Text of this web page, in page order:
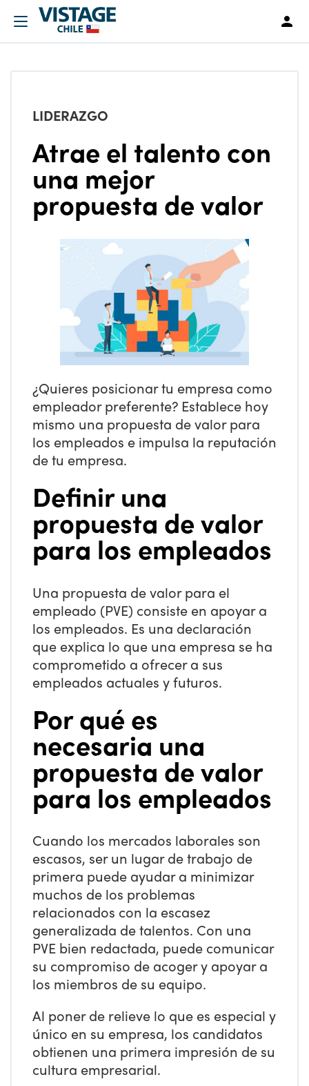
LIDERAZGO
Atrae el talento con
una mejor
propuesta de valor
¿Quieres posicionar tu empresa como
empleador preferente? Establece hoy
mismo una propuesta de valor para
los empleados e impulsa la reputación
de tu empresa.
Definir una
propuesta de valor
para los empleados
Una propuesta de valor para el
empleado (PVE) consiste en apoyar a
los empleados. Es una declaración
que explica lo que una empresa se ha
comprometido a ofrecer a sus
empleados actuales y futuros.
Por qué es
necesaria una
propuesta de valor
para los empleados
Cuando los mercados laborales son
escasos, ser un lugar de trabajo de
primera puede ayudar a minimizar
muchos de los problemas
relacionados con la escasez
generalizada de talentos. Con una
PVE bien redactada, puede comunicar
su compromiso de acoger y apoyar a
los miembros de su equipo.
Al poner de relieve lo que es especial y
único en su empresa, los candidatos
obtienen una primera impresión de su
cultura empresarial.